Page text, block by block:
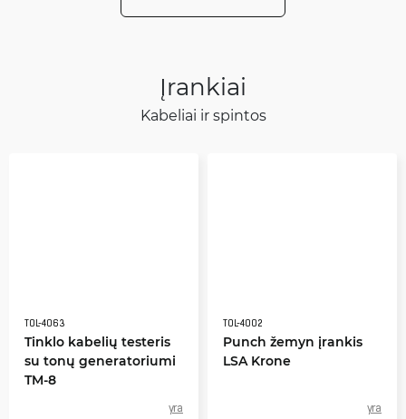
Įrankiai
Kabeliai ir spintos
TOL-4063
Tinklo kabelių testeris
su tonų generatoriumi
TM-8
yra
TOL-4002
Punch žemyn įrankis
LSA Krone
yra